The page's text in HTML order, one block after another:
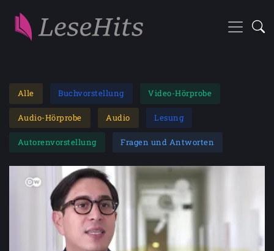
Alle Buchvorstellung Video-Hörprobe
Audio-Hörprobe Audio Lesung
Autorenvorstellung Fragen und Antworten